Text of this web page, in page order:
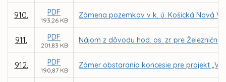
910. PDF
193,26 KB
Zámena pozemkov v k. ú. Košická Nová
911. PDF
201,83 KB
Nájom z dôvodu hod. os. zr. pre
912. PDF
190,87 KB
Zámer obstarania koncesie pre projekt